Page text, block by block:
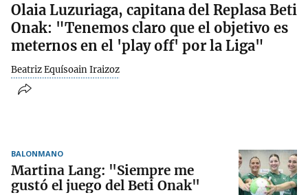
Olaia Luzuriaga, capitana del Replasa Beti
Onak: "Tenemos claro que el objetivo es
meternos en el 'play off' por la Liga"
Beatriz Equísoain Iraizoz
BALONMANO
Martina Lang: "Siempre me
gustó el juego del Beti Onak"